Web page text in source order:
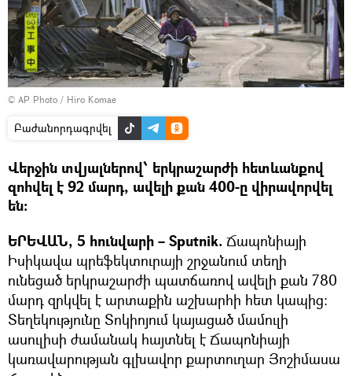
© AP Photo / Hiro Komae
Բաժանորդագրվել
Վերջին տվյալներով՝ երկրաշարժի հետևանքով
զոհվել է 92 մարդ, ավելի քան 400-ը վիրավորվել
են:
ԵՐԵՎԱՆ, 5 հունվարի – Sputnik. Ճապոնիայի
Իսիկավա պրեֆեկտուրայի շրջանում տեղի
ունեցած երկրաշարժի պատճառով ավելի քան 780
մարդ զրկվել է արտաքին աշխարհի հետ կապից:
Տեղեկությունը Տոկիոյում կայացած մամուլի
ասուլիսի ժամանակ հայտնել է Ճապոնիայի
կառավարության գլխավոր քարտուղար Յոշիմասա